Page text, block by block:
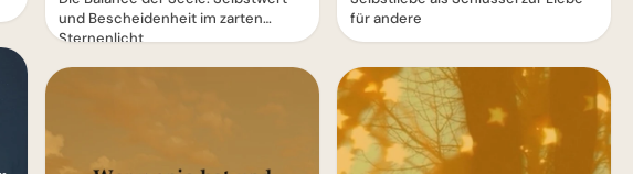
und Bescheidenheit im zarten
Sternenlicht
für andere